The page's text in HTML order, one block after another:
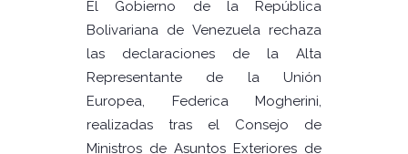
El Gobierno de la República
Bolivariana de Venezuela rechaza
las declaraciones de la Alta
Representante de la Unión
Europea, Federica Mogherini,
realizadas tras el Consejo de
Ministros de Asuntos Exteriores de